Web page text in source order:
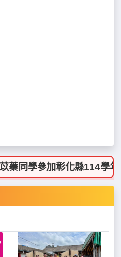
學參加彰化縣114學年度